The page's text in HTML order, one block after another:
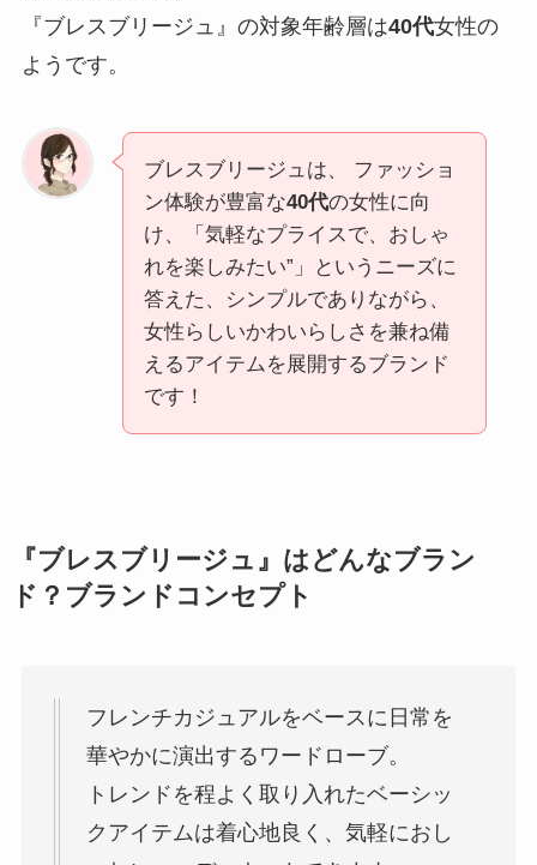
『ブレスブリージュ』の対象年齢層は40代女性の
ようです。
ブレスブリージュは、 ファッショ
ン体験が豊富な40代の女性に向
け、「気軽なプライスで、おしゃ
れを楽しみたい”」というニーズに
答えた、シンプルでありながら、
女性らしいかわいらしさを兼ね備
えるアイテムを展開するブランド
です！
『ブレスブリージュ』はどんなブラン
ド？ブランドコンセプト
フレンチカジュアルをベースに日常を
華やかに演出するワードローブ。
トレンドを程よく取り入れたベーシッ
クアイテムは着心地良く、気軽におし